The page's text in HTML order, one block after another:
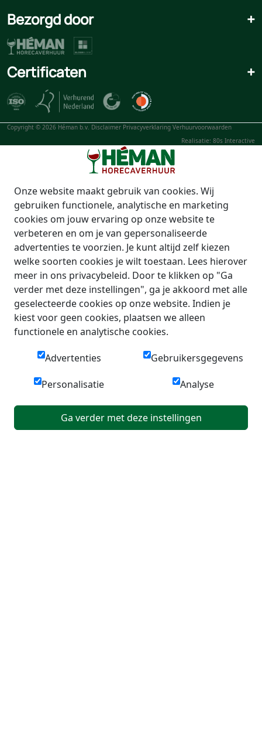
Bezorgd door +
Certificaten +
Copyright © 2026 Héman b.v. Disclaimer Privacyverklaring Verhuurvoorwaarden
Realisatie: 80s Interactive
Onze website maakt gebruik van cookies. Wij
gebruiken functionele, analytische en marketing
cookies om jouw ervaring op onze website te
verbeteren en om je van gepersonaliseerde
advertenties te voorzien. Je kunt altijd zelf kiezen
welke soorten cookies je wilt toestaan. Lees hierover
meer in ons privacybeleid. Door te klikken op "Ga
verder met deze instellingen", ga je akkoord met alle
geselecteerde cookies op onze website. Indien je
kiest voor geen cookies, plaatsen we alleen
functionele en analytische cookies.
Advertenties Gebruikersgegevens
Personalisatie Analyse
Ga verder met deze instellingen